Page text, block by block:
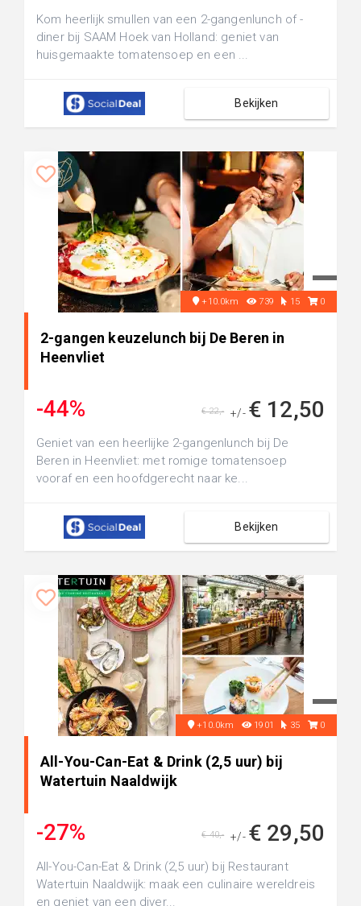
Kom heerlijk smullen van een 2-gangenlunch of -
diner bij SAAM Hoek van Holland: geniet van
huisgemaakte tomatensoep en een ...
Bekijken
+10.0km 739 15 0
2-gangen keuzelunch bij De Beren in
Heenvliet
-44% +/- € 12,50
€ 22,-
Geniet van een heerlijke 2-gangenlunch bij De
Beren in Heenvliet: met romige tomatensoep
vooraf en een hoofdgerecht naar ke...
Bekijken
+10.0km 1901 35 0
All-You-Can-Eat & Drink (2,5 uur) bij
Watertuin Naaldwijk
-27% +/- € 29,50
€ 40,-
All-You-Can-Eat & Drink (2,5 uur) bij Restaurant
Watertuin Naaldwijk: maak een culinaire wereldreis
en geniet van een diver...